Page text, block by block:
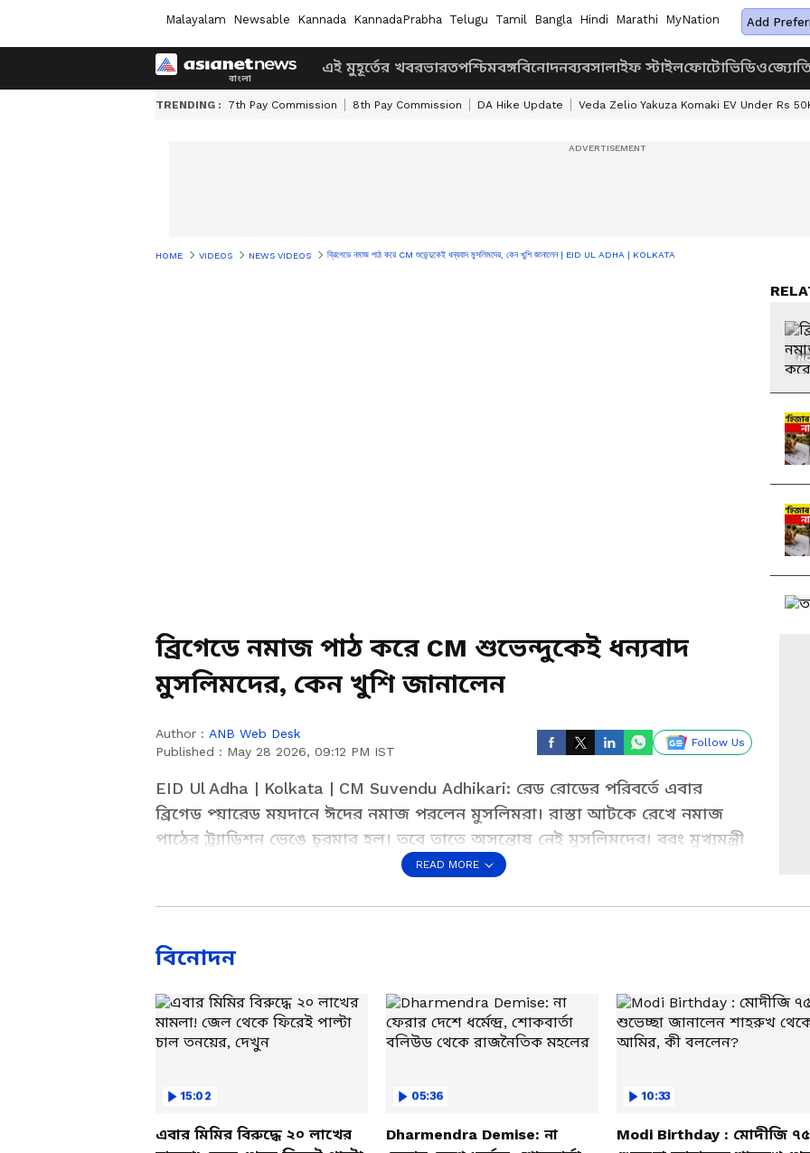
Malayalam Newsable Kannada KannadaPrabha Telugu Tamil Bangla Hindi Marathi MyNation Add
এই মুহূর্তের খবরভারতপশ্চিমবঙ্গবিনোদনব্যবসালাইফ স্টাইলফোটোভিডিও
TRENDING : 7th Pay Commission 8th Pay Commission DA Hike Update Veda Zelio Yakuza Komaki EV Under Rs
HOME VIDEOS NEWS VIDEOS ব্রিগেডে নমাজ পাঠ করে CM শুভেন্দুকেই ধন্যবাদ মুসলিমদের, কেন খুশি জানালেন | EID UL ADHA | KOLKATA
ব্রিগেডে নমাজ পাঠ করে CM শুভেন্দুকেই ধন্যবাদ
মুসলিমদের, কেন খুশি জানালেন
Author : ANB Web Desk
Published : May 28 2026, 09:12 PM IST
Follow Us
EID Ul Adha | Kolkata | CM Suvendu Adhikari: রেড রোডের পরিবর্তে এবার
ব্রিগেড প্য়ারেড ময়দানে ঈদের নমাজ পরলেন মুসলিমরা। রাস্তা আটকে রেখে নমাজ
পাঠের ট্র্যাডিশন ভেঙে চুরমার হল। তবে তাতে অসন্তোষ নেই মুসলিমদের। বরং মুখ্যমন্ত্রী
শুভেন্দু অধিকারীকে এই নিয়ে ধন্যবাদ জানালেন ব্রিগেডে নমাজ পাঠে আসা মুসলিমরা।
Add Asianetnews Bangla as a Preferred Source
READ MORE
বিনোদন
15:02
এবার মিমির বিরুদ্ধে ২০ লাখের
05:36
Dharmendra Demise: না
10:33
Modi Birthday : মোদীজি